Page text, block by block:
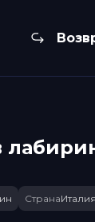
СтранаИталия